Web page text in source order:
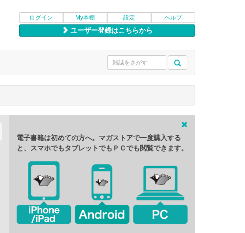
ログイン My本棚 設定 ヘルプ
ユーザー登録はこちらから
電子書籍は初めての方へ。マガストアで一度購入する
と、スマホでもタブレットでもＰＣでも閲覧できます。